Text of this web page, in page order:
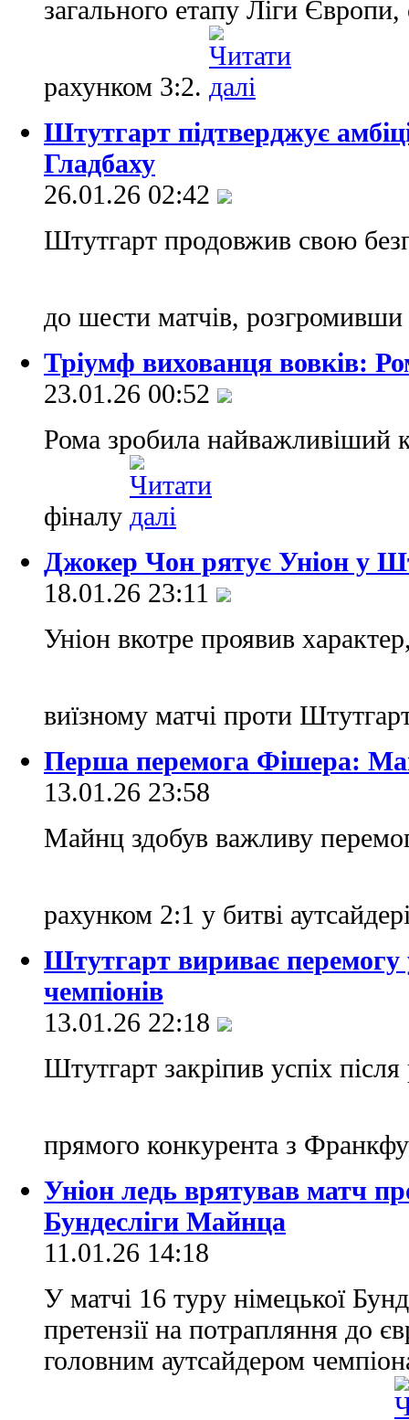
загального етапу Ліги
рахунком 3:2.
Штутгарт підтверджує
Гладбаху
26.01.26 02:42
Штутгарт продовжив свою
до шести матчів,
Тріумф вихованця вовків:
23.01.26 00:52
Рома зробила найважливіший
фіналу
Джокер Чон рятує Уніон у
18.01.26 23:11
Уніон вкотре проявив
виїзному матчі проти
Перша перемога Фішера:
13.01.26 23:58
Майнц здобув важливу
рахунком 2:1 у битві
Штутгарт вириває перемогу
чемпіонів
13.01.26 22:18
Штутгарт закріпив успіх
прямого конкурента з
Уніон ледь врятував матч
Бундесліги Майнца
11.01.26 14:18
У матчі 16 туру німецької
претензії на потрапляння до
головним аутсайдером